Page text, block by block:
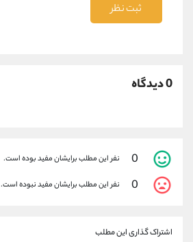
ثبت نظر
0 دیدگاه
0 نفر این مطلب برایشان مفید بوده است.
0 نفر این مطلب برایشان مفید نبوده است.
اشتراک گذاری این مطلب